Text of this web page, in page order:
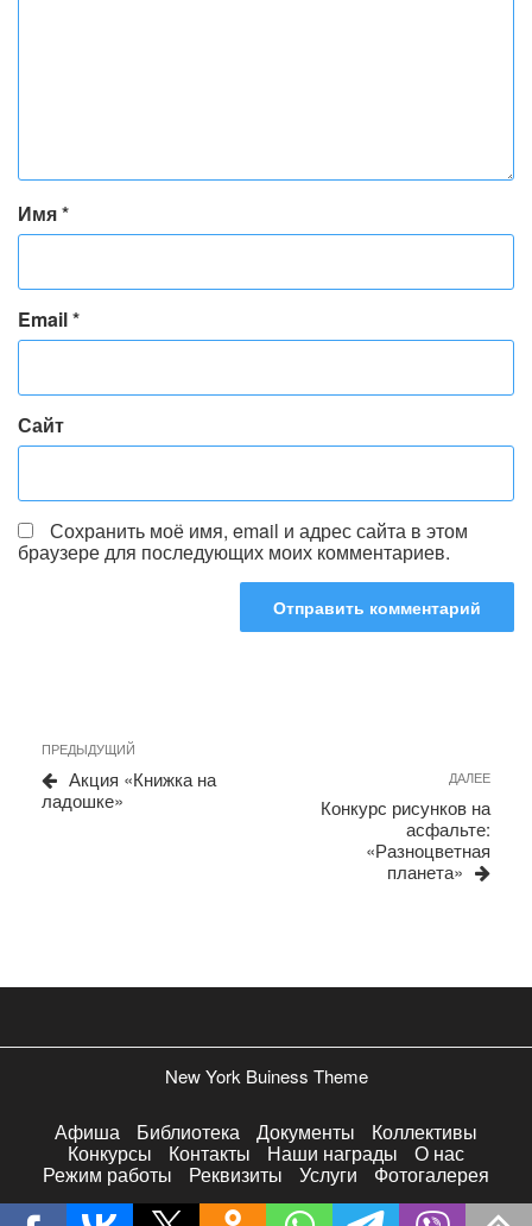
Имя*
Email*
Сайт
Сохранить моё имя, email и адрес сайта в этом
браузере для последующих моих комментариев.
Навигация
по
записям
Предыдущая
запись
ПРЕДЫДУЩИЙ
Акция «Книжка на
ладошке»
ДАЛЕЕ
Конкурс рисунков на
асфальте:
«Разноцветная
планета»
New York Buiness Theme
Афиша Библиотека Документы Коллективы
Конкурсы Контакты Наши награды О нас
Режим работы Реквизиты Услуги Фотогалерея